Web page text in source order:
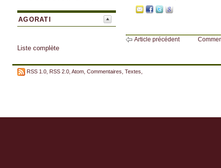
AGORATI
Liste complète
Article précédent
RSS 1.0 RSS 2.0 Atom Commentaires Textes